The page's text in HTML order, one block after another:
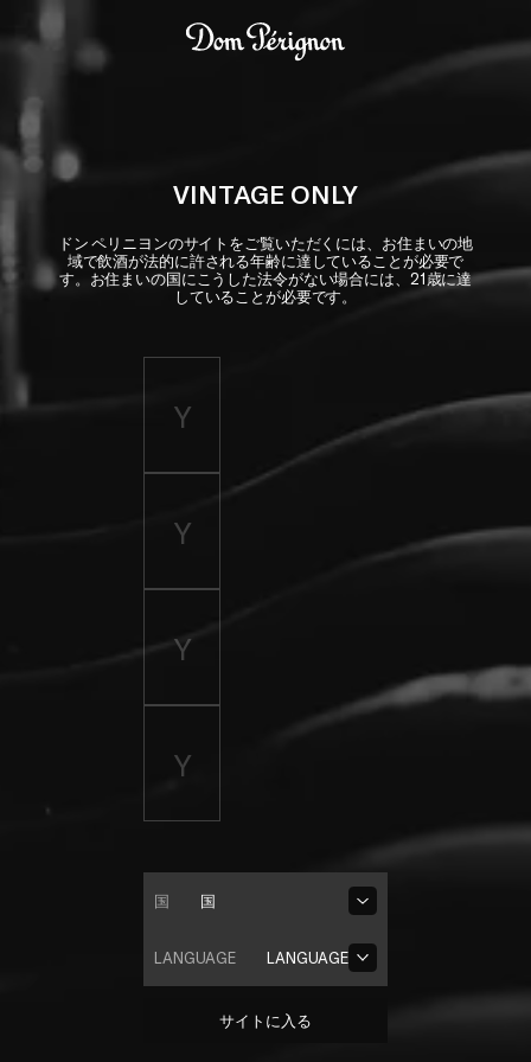
VINTAGE ONLY
ドン ペリニヨンのサイトをご覧いただくには、お住まいの地
域で飲酒が法的に許される年齢に達していることが必要で
す。お住まいの国にこうした法令がない場合には、21歳に達
していることが必要です。
国
国
LANGUAGE
LANGUAGE
サイトに入る